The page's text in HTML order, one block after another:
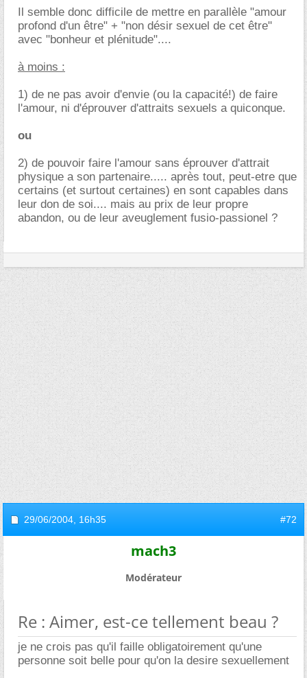
Il semble donc difficile de mettre en parallèle "amour
profond d'un être" + "non désir sexuel de cet être"
avec "bonheur et plénitude"....
à moins :
1) de ne pas avoir d'envie (ou la capacité!) de faire
l'amour, ni d'éprouver d'attraits sexuels a quiconque.
ou
2) de pouvoir faire l'amour sans éprouver d'attrait
physique a son partenaire..... après tout, peut-etre que
certains (et surtout certaines) en sont capables dans
leur don de soi.... mais au prix de leur propre
abandon, ou de leur aveuglement fusio-passionel ?
29/06/2004, 16h35 #72
mach3
Modérateur
Re : Aimer, est-ce tellement beau ?
je ne crois pas qu'il faille obligatoirement qu'une
personne soit belle pour qu'on la desire sexuellement